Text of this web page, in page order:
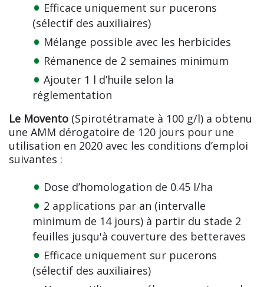
Efficace uniquement sur pucerons
(sélectif des auxiliaires)
Mélange possible avec les herbicides
Rémanence de 2 semaines minimum
Ajouter 1 l d’huile selon la
réglementation
Le Movento (Spirotétramate à 100 g/l) a obtenu
une AMM dérogatoire de 120 jours pour une
utilisation en 2020 avec les conditions d’emploi
suivantes :
Dose d’homologation de 0.45 l/ha
2 applications par an (intervalle
minimum de 14 jours) à partir du stade 2
feuilles jusqu'à couverture des betteraves
Efficace uniquement sur pucerons
(sélectif des auxiliaires)